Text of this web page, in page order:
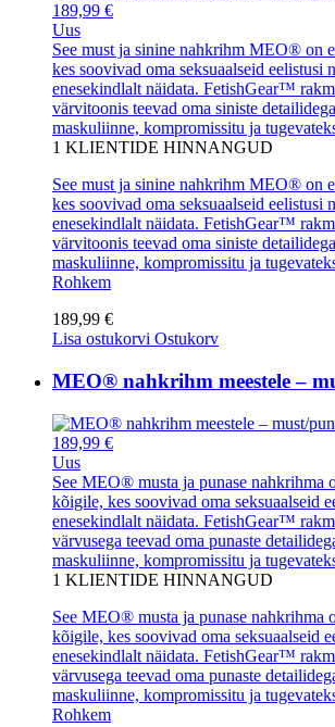
189,99 €
Uus
See must ja sinine nahkrihm MEO® on
kes soovivad oma seksuaalseid eelistusi
enesekindlalt näidata. FetishGear™
värvitoonis teevad oma siniste
maskuliinne, kompromissitu ja
1 KLIENTIDE HINNANGUD
See must ja sinine nahkrihm MEO® on
kes soovivad oma seksuaalseid eelistusi
enesekindlalt näidata. FetishGear™
värvitoonis teevad oma siniste
maskuliinne, kompromissitu ja
Rohkem
189,99 €
Lisa ostukorvi Ostukorv
MEO® nahkrihm meestele –
189,99 €
Uus
See MEO® musta ja punase nahkrihma
kõigile, kes soovivad oma seksuaalseid
enesekindlalt näidata. FetishGear™
värvusega teevad oma punaste
maskuliinne, kompromissitu ja
1 KLIENTIDE HINNANGUD
See MEO® musta ja punase nahkrihma
kõigile, kes soovivad oma seksuaalseid
enesekindlalt näidata. FetishGear™
värvusega teevad oma punaste
maskuliinne, kompromissitu ja
Rohkem